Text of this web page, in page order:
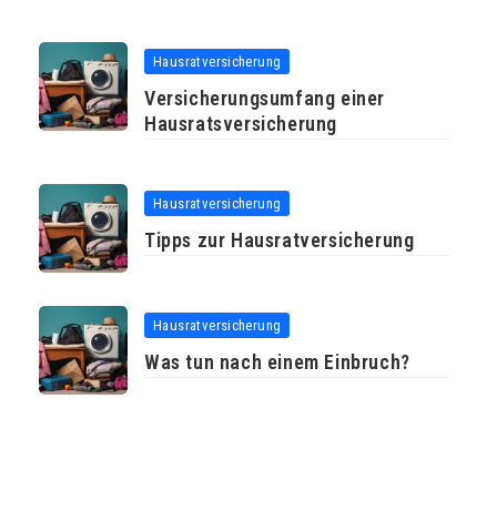
Hausratversicherung
Versicherungsumfang einer
Hausratsversicherung
Hausratversicherung
Tipps zur Hausratversicherung
Hausratversicherung
Was tun nach einem Einbruch?